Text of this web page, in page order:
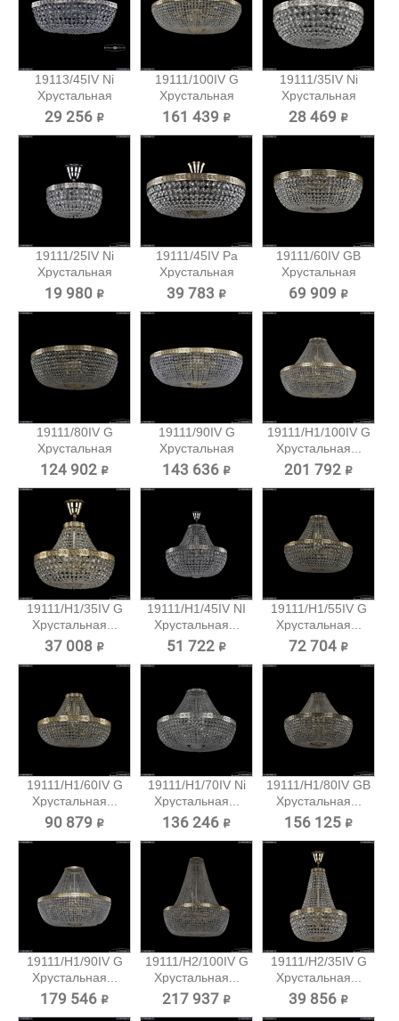
19113/45IV Ni
Хрустальная
потолочная...
29 256 ₽
19111/100IV G
Хрустальная
потолочная...
161 439 ₽
19111/35IV Ni
Хрустальная
потолочная...
28 469 ₽
19111/25IV Ni
Хрустальная
потолочная...
19 980 ₽
19111/45IV Pa
Хрустальная
потолочная...
39 783 ₽
19111/60IV GB
Хрустальная
потолочная...
69 909 ₽
19111/80IV G
Хрустальная
потолочная...
124 902 ₽
19111/90IV G
Хрустальная
потолочная...
143 636 ₽
19111/H1/100IV G
Хрустальная...
201 792 ₽
19111/H1/35IV G
Хрустальная...
37 008 ₽
19111/H1/45IV NI
Хрустальная...
51 722 ₽
19111/H1/55IV G
Хрустальная...
72 704 ₽
19111/H1/60IV G
Хрустальная...
90 879 ₽
19111/H1/70IV Ni
Хрустальная...
136 246 ₽
19111/H1/80IV GB
Хрустальная...
156 125 ₽
19111/H1/90IV G
Хрустальная...
179 546 ₽
19111/H2/100IV G
Хрустальная...
217 937 ₽
19111/H2/35IV G
Хрустальная...
39 856 ₽